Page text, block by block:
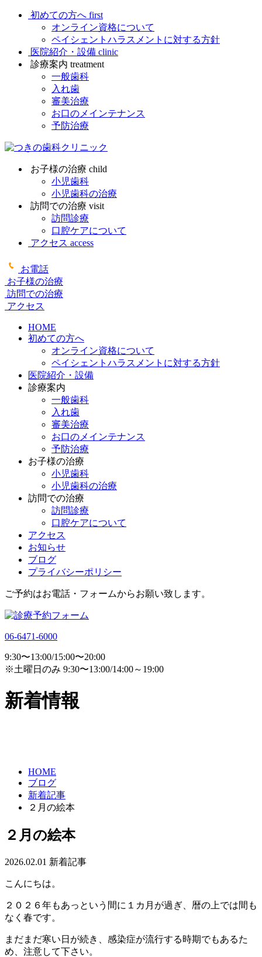
初めての方へ first
オンライン資格について
ペイシェントハラスメントに対する方針
医院紹介・設備 clinic
診療案内 treatment
一般歯科
入れ歯
審美治療
お口のメインテナンス
予防治療
お子様の治療 child
小児歯科
小児歯科の治療
訪問での治療 visit
訪問診療
口腔ケアについて
アクセス access
お電話
お子様の治療
訪問での治療
アクセス
HOME
初めての方へ
オンライン資格について
ペイシェントハラスメントに対する方針
医院紹介・設備
診療案内
一般歯科
入れ歯
審美治療
お口のメインテナンス
予防治療
お子様の治療
小児歯科
小児歯科の治療
訪問での治療
訪問診療
口腔ケアについて
アクセス
お知らせ
ブログ
プライバシーポリシー
ご予約はお電話・フォームからお願い致します。
06-6471-6000
9:30〜13:00/15:00〜20:00
※土曜日のみ 9:30〜13:00/14:00～19:00
新着情報
HOME
ブログ
新着記事
２月の絵本
２月の絵本
2026.02.01 新着記事
こんにちは。
２０２６年もあっという間に１カ月が過ぎ、暦の上では間も
なく春です。
まだまだ寒い日が続き、感染症が流行する時期でもあるた
め、注意して下さい。